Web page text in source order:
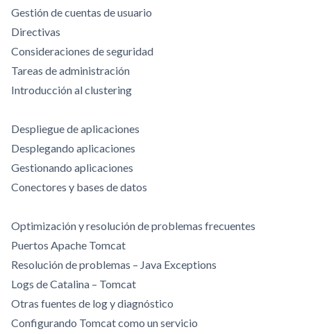
Gestión de cuentas de usuario
Directivas
Consideraciones de seguridad
Tareas de administración
Introducción al clustering
Despliegue de aplicaciones
Desplegando aplicaciones
Gestionando aplicaciones
Conectores y bases de datos
Optimización y resolución de problemas frecuentes
Puertos Apache Tomcat
Resolución de problemas – Java Exceptions
Logs de Catalina – Tomcat
Otras fuentes de log y diagnóstico
Configurando Tomcat como un servicio